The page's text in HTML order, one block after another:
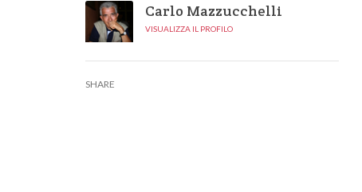
Carlo Mazzucchelli
VISUALIZZA IL PROFILO
SHARE